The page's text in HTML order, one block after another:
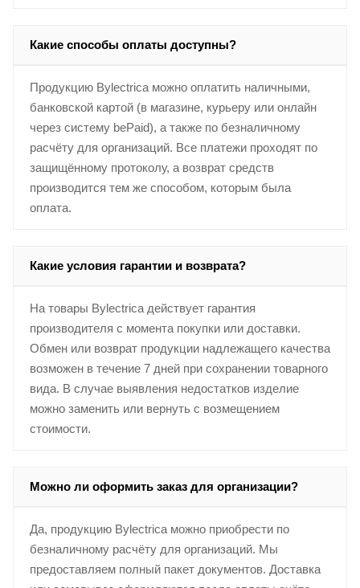
Какие способы оплаты доступны?
Продукцию Bylectrica можно оплатить наличными,
банковской картой (в магазине, курьеру или онлайн
через систему bePaid), а также по безналичному
расчёту для организаций. Все платежи проходят по
защищённому протоколу, а возврат средств
производится тем же способом, которым была
оплата.
Какие условия гарантии и возврата?
На товары Bylectrica действует гарантия
производителя с момента покупки или доставки.
Обмен или возврат продукции надлежащего качества
возможен в течение 7 дней при сохранении товарного
вида. В случае выявления недостатков изделие
можно заменить или вернуть с возмещением
стоимости.
Можно ли оформить заказ для организации?
Да, продукцию Bylectrica можно приобрести по
безналичному расчёту для организаций. Мы
предоставляем полный пакет документов. Доставка